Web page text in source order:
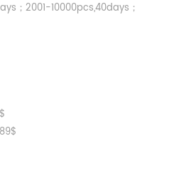
；2001-10000pcs,40days；